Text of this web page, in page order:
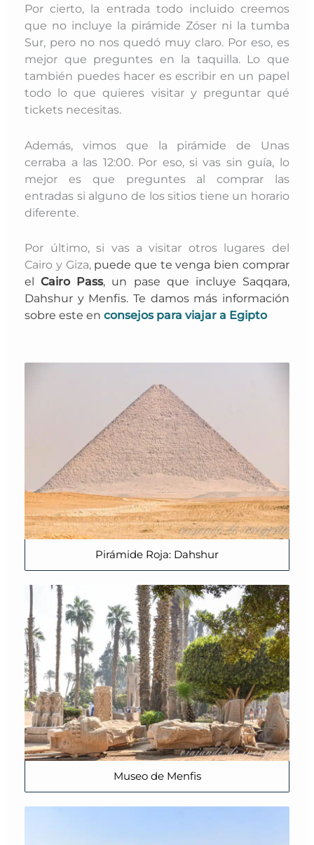
Por cierto, la entrada todo incluido creemos
que no incluye la pirámide Zóser ni la tumba
Sur, pero no nos quedó muy claro. Por eso, es
mejor que preguntes en la taquilla. Lo que
también puedes hacer es escribir en un papel
todo lo que quieres visitar y preguntar qué
tickets necesitas.
Además, vimos que la pirámide de Unas
cerraba a las 12:00. Por eso, si vas sin guía, lo
mejor es que preguntes al comprar las
entradas si alguno de los sitios tiene un horario
diferente.
Por último, si vas a visitar otros lugares del
Cairo y Giza, puede que te venga bien comprar
el Cairo Pass, un pase que incluye Saqqara,
Dahshur y Menfis. Te damos más información
sobre este enconsejos para viajar a Egipto
Pirámide Roja: Dahshur
Museo de Menfis